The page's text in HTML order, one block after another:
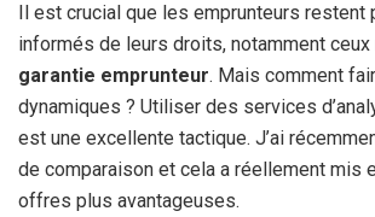
Il est crucial que les emprunteurs restent
informés de leurs droits, notamment
garantie emprunteur. Mais comment
dynamiques ? Utiliser des services
est une excellente tactique. J’ai
de comparaison et cela a réellement mis
offres plus avantageuses.